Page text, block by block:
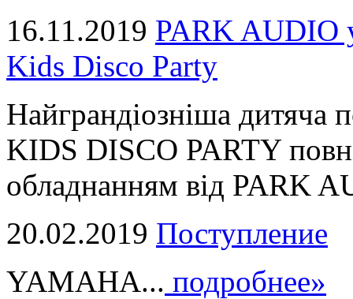
16.11.2019 PARK AUDIO
Kids Disco Party
Найграндіозніша дитяча
KIDS DISCO PARTY
обладнанням від PARK
20.02.2019 Поступление
YAMAHA... подробнее»